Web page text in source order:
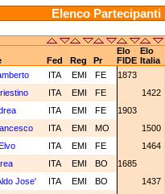
Elenco Partecipanti
Elo Elo
Fed Reg Pr FIDE Italia
ITA EMI FE 1873
ITA EMI FE 1422
ITA EMI FE 1903
ITA EMI MO 1500
ITA EMI FE 1464
ITA EMI BO 1685
Jose' ITA EMI BO 1437